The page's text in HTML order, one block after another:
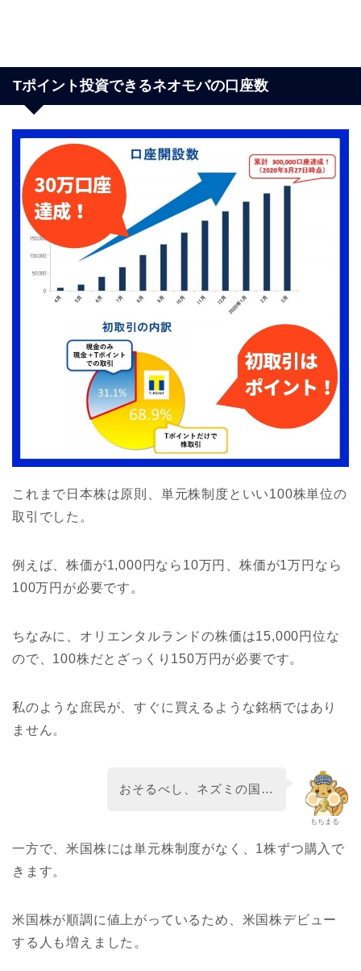
Tポイント投資できるネオモバの口座数
これまで日本株は原則、単元株制度といい100株単位の
取引でした。
例えば、株価が1,000円なら10万円、株価が1万円なら
100万円が必要です。
ちなみに、オリエンタルランドの株価は15,000円位な
ので、100株だとざっくり150万円が必要です。
私のような庶民が、すぐに買えるような銘柄ではあり
ません。
もちまる
おそるべし、ネズミの国…
一方で、米国株には単元株制度がなく、1株ずつ購入で
きます。
米国株が順調に値上がっているため、米国株デビュー
する人も増えました。